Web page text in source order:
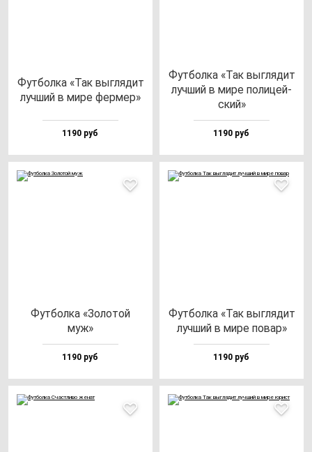
Фут­бол­ка «Так выг­ля­дит
луч­ший в ми­ре фер­мер»
1190 руб
Фут­бол­ка «Так выг­ля­дит
луч­ший в ми­ре по­ли­цей­
ский»
1190 руб
Фут­бол­ка «Золо­той
муж»
1190 руб
Фут­бол­ка «Так выг­ля­дит
луч­ший в ми­ре по­вар»
1190 руб